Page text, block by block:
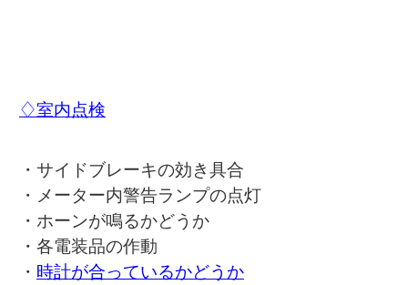
♢室内点検
・サイドブレーキの効き具合
・メーター内警告ランプの点灯
・ホーンが鳴るかどうか
・各電装品の作動
・ 時計が合っているかどうか